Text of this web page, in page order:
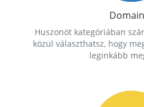
Huszonöt kategóriában
közül választhatsz, hogy
leginkább